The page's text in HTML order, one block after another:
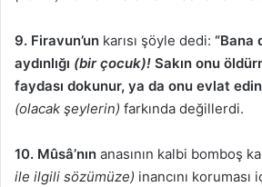
9. Firavun’un karısı şöyle dedi: “Bana
aydınlığı (bir çocuk)! Sakın onu
faydası dokunur, ya da onu evlat
(olacak şeylerin) farkında değillerdi.
10. Mûsâ’nın anasının kalbi bomboş
ile ilgili sözümüze) inancını